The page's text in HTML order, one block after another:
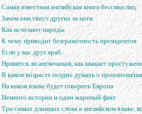
Самая известная английская книга бессмыслиц
Зачем они тянут других за ноги
Как исчезают народы
К чему приводит безграмотность президентов
Если у вас друг араб...
Нравится ли англичанам, как квакает
В каком возрасте поздно думать о
На каком языке будет говорить Европа
Немного истории и один жареный факт
Три самых длинных слова в английском языке,